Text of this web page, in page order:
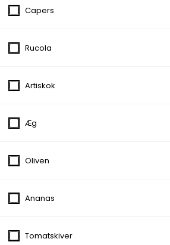
6. Calzone
70,00 kr.
7. Juventus
fra 70,00 kr.
8. Pepperoni
fra
9. Capricciosa
Capers
Rucola
Artiskok
Æg
Oliven
Ananas
Tomatskiver